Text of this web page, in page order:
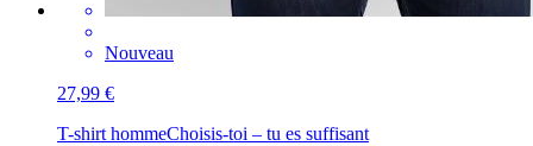
Nouveau
27,99 €
T-shirt hommeChoisis-toi – tu es suffisant